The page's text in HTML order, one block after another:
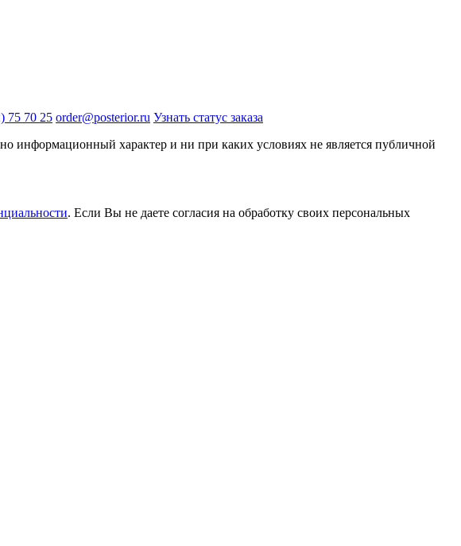
75 70 25 order@posterior.ru Узнать статус заказа
информационный характер и ни при каких условиях не является публичной
. Если Вы не даете согласия на обработку своих персональных